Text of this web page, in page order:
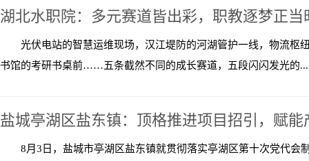
湖北水职院：多元赛道皆出彩，职教逐梦正当
光伏电站的智慧运维现场，汉江堤防的河湖管护一线，物流枢
书馆的考研书桌前……五条截然不同的成长赛道，五段闪闪发光的...
盐城亭湖区盐东镇：顶格推进项目招引，赋能
8月3日，盐城市亭湖区盐东镇就贯彻落实亭湖区第十次党代会